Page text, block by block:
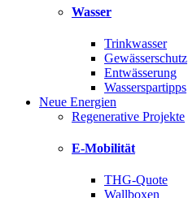
Wasser
Trinkwasser
Gewässerschutz
Entwässerung
Wasserspartipps
Neue Energien
Regenerative Projekte
E-Mobilität
THG-Quote
Wallboxen